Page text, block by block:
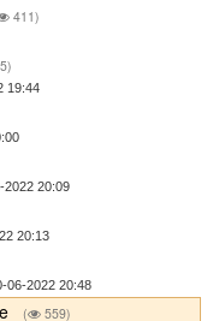
411)
19:44
2022 20:09
20:13
06-2022 20:48
( 559)